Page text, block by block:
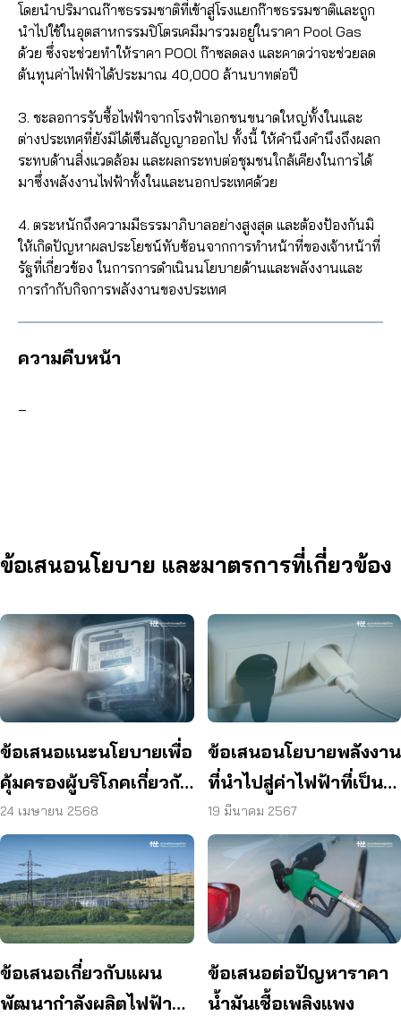
โดยนำปริมาณก๊าซธรรมชาติที่เข้าสู่โรงแยกก๊าซธรรมชาติและถูก
นำไปใช้ในอุตสาหกรรมปิโตรเคมีมารวมอยู่ในราคา Pool Gas
ด้วย ซึ่งจะช่วยทำให้ราคา POOl ก๊าซลดลง และคาดว่าจะช่วยลด
ต้นทุนค่าไฟฟ้าได้ประมาณ 40,000 ล้านบาทต่อปี
3. ชะลอการรับซื้อไฟฟ้าจากโรงฟ้าเอกชนขนาดใหญ่ทั้งในและ
ต่างประเทศที่ยังมิได้เซ็นสัญญาออกไป ทั้งนี้ ให้คำนึงคำนึงถึงผลก
ระทบด้านสิ่งแวดล้อม และผลกระทบต่อชุมชนใกล้เคียงในการได้
มาซึ่งพลังงานไฟฟ้าทั้งในและนอกประเทศด้วย
4. ตระหนักถึงความมีธรรมาภิบาลอย่างสูงสุด และต้องป้องกันมิ
ให้เกิดปัญหาผลประโยชน์ทับซ้อนจากการทำหน้าที่ของเจ้าหน้าที่
รัฐที่เกี่ยวข้อง ในการการดำเนินนโยบายด้านและพลังงานและ
การกำกับกิจการพลังงานของประเทศ
ความคืบหน้า
–
ข้อเสนอนโยบาย และมาตรการที่เกี่ยวข้อง
ข้อเสนอแนะนโยบายเพื่อ
คุ้มครองผู้บริโภคเกี่ยวกับ
การแก้ไขปัญหาค่าไฟฟ้า
แพง ปี 2568
24 เมษายน 2568
ข้อเสนอนโยบายพลังงาน
ที่นำไปสู่ค่าไฟฟ้าที่เป็น
ธรรมและสร้างความ
ยั่งยืน ปลดล็อกการใช้
พลังงานหมุนเวียนอย่าง
กว้างขวาง ปี 2567
19 มีนาคม 2567
ข้อเสนอเกี่ยวกับแผน
พัฒนากำลังผลิตไฟฟ้า
ข้อเสนอต่อปัญหาราคา
น้ำมันเชื้อเพลิงแพง